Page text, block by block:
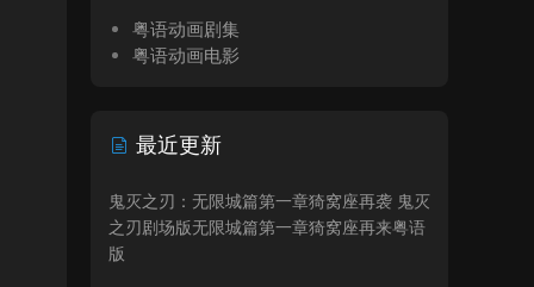
粤语动画剧集
粤语动画电影
最近更新
鬼灭之刃：无限城篇第一章猗窝座再袭 鬼灭
之刃剧场版无限城篇第一章猗窝座再来粤语
版